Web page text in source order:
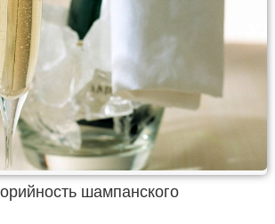
шампанского